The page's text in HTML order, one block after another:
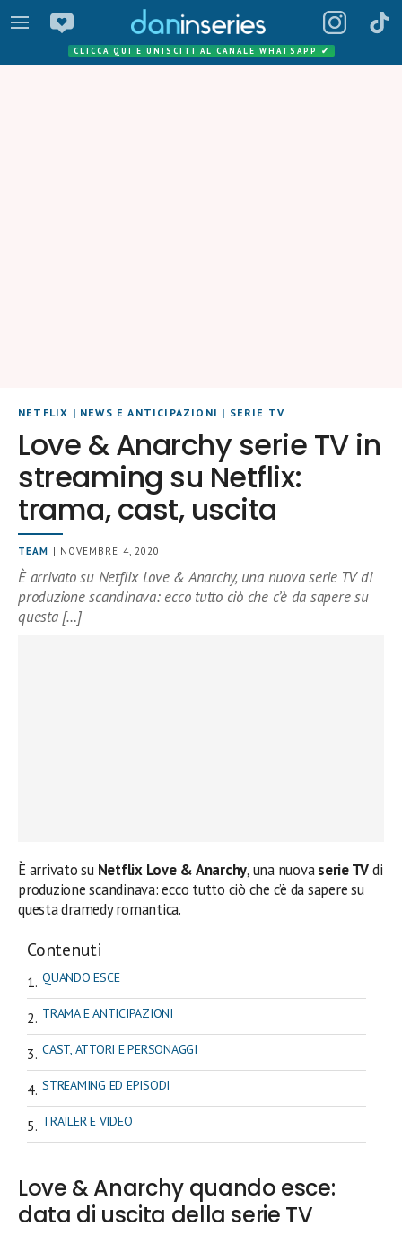
CLICCA QUI E UNISCITI AL CANALE WHATSAPP ✔
NETFLIX | NEWS E ANTICIPAZIONI | SERIE TV
Love & Anarchy serie TV in
streaming su Netflix:
trama, cast, uscita
TEAM | NOVEMBRE 4, 2020
È arrivato su Netflix Love & Anarchy, una nuova serie TV di
produzione scandinava: ecco tutto ciò che c’è da sapere su
questa […]
È arrivato su Netflix Love & Anarchy, una nuovaserie TVdi
produzione scandinava: ecco tutto ciò che c’è da sapere su
questa dramedy romantica.
Contenuti
QUANDO ESCE
TRAMA E ANTICIPAZIONI
CAST, ATTORI E PERSONAGGI
STREAMING ED EPISODI
TRAILER E VIDEO
Love & Anarchy quando esce:
data di uscita della serie TV